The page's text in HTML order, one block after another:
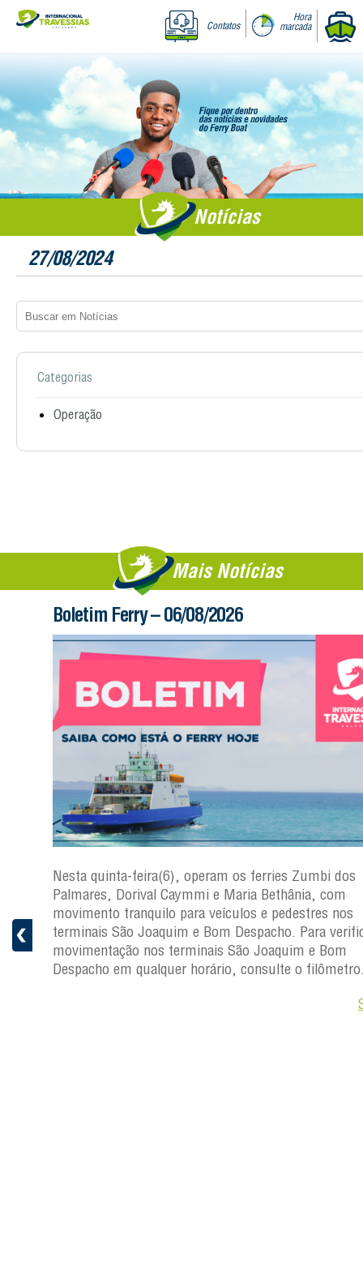
Contatos
Hora
marcada
Notícias
27/08/2024
Categorias
Operação
Mais Notícias
Boletim Ferry – 06/08/2026
Nesta quinta-feira(6), operam os ferries Zumbi dos
Palmares, Dorival Caymmi e Maria Bethânia, com
movimento tranquilo para veículos e pedestres nos
terminais São Joaquim e Bom Despacho. Para
movimentação nos terminais São Joaquim e Bom
Despacho em qualquer horário, consulte o